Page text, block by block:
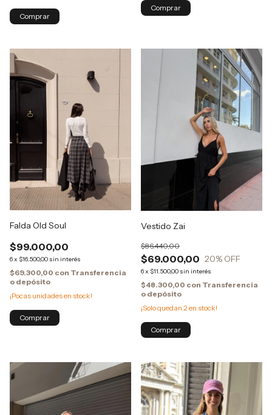
Comprar
Falda Old Soul
$99.000,00
6x $16.500,00 sin interés
$69.300,00 con Transferencia
o depósito
¡Pocas unidades en stock!
Vestido Zai
$69.000,00
$86.440,00
20% OFF
6x $11.500,00 sin interés
$48.300,00 con Transferencia
o depósito
¡Solo quedan 2 en stock!
Comprar